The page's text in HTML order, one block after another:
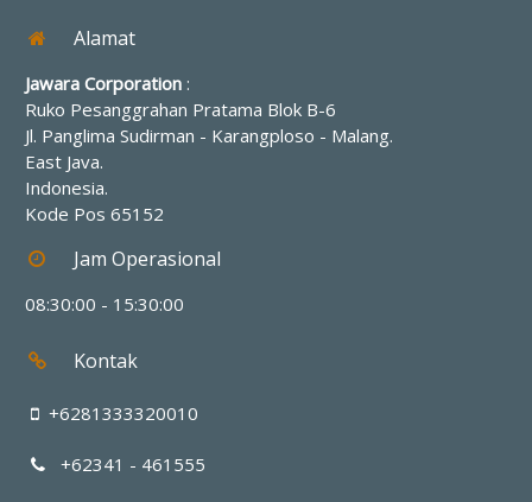
Alamat
Jawara Corporation :
Ruko Pesanggrahan Pratama Blok B-6
Jl. Panglima Sudirman - Karangploso - Malang.
East Java.
Indonesia.
Kode Pos 65152
Jam Operasional
08:30:00 - 15:30:00
Kontak
+6281333320010
+62341 - 461555